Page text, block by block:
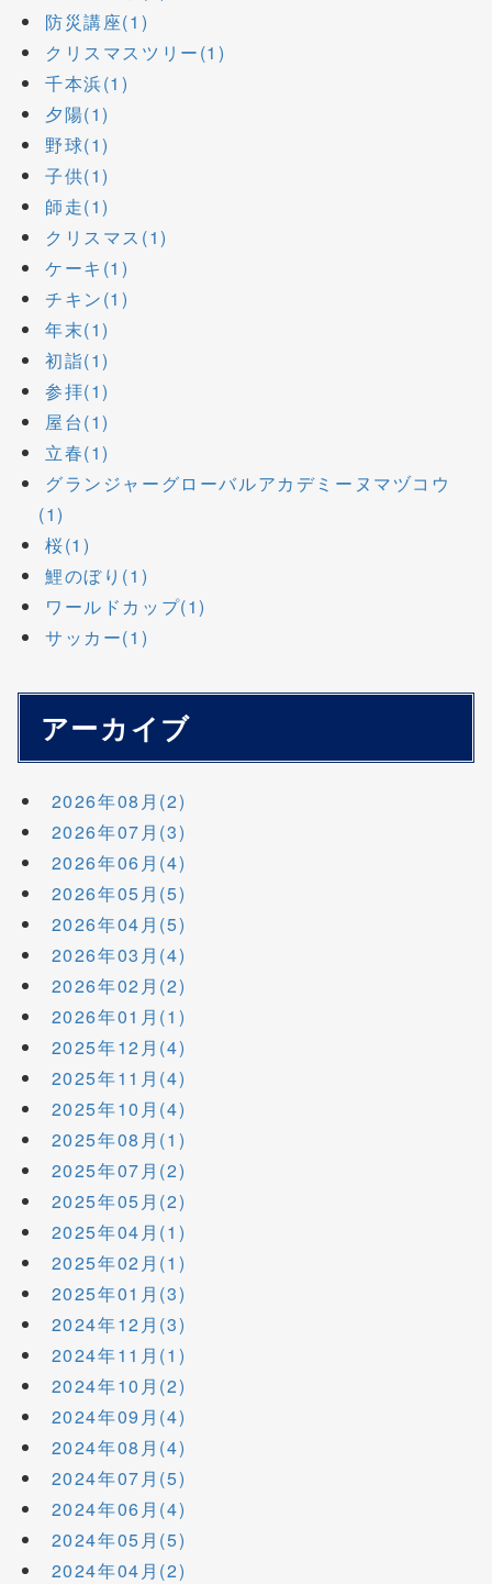
防災講座(1)
クリスマスツリー(1)
千本浜(1)
夕陽(1)
野球(1)
子供(1)
師走(1)
クリスマス(1)
ケーキ(1)
チキン(1)
年末(1)
初詣(1)
参拝(1)
屋台(1)
立春(1)
グランジャーグローバルアカデミーヌマヅコウ
(1)
桜(1)
鯉のぼり(1)
ワールドカップ(1)
サッカー(1)
アーカイブ
2026年08月(2)
2026年07月(3)
2026年06月(4)
2026年05月(5)
2026年04月(5)
2026年03月(4)
2026年02月(2)
2026年01月(1)
2025年12月(4)
2025年11月(4)
2025年10月(4)
2025年08月(1)
2025年07月(2)
2025年05月(2)
2025年04月(1)
2025年02月(1)
2025年01月(3)
2024年12月(3)
2024年11月(1)
2024年10月(2)
2024年09月(4)
2024年08月(4)
2024年07月(5)
2024年06月(4)
2024年05月(5)
2024年04月(2)